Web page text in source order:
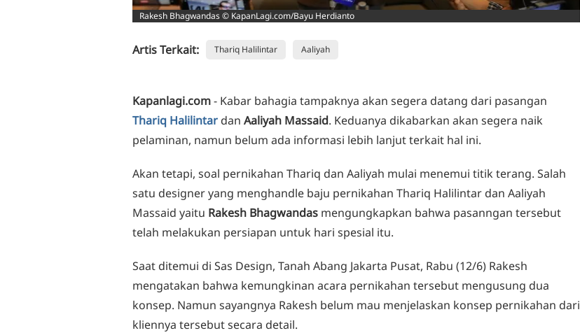
Rakesh Bhagwandas © KapanLagi.com/Bayu Herdianto
Artis Terkait: Thariq Halilintar Aaliyah
Kapanlagi.com- Kabar bahagia tampaknya akan segera datang dari pasangan
Thariq Halilintar dan Aaliyah Massaid. Keduanya dikabarkan akan segera naik
pelaminan, namun belum ada informasi lebih lanjut terkait hal ini.
Akan tetapi, soal pernikahan Thariq dan Aaliyah mulai menemui titik terang. Salah
satu designer yang menghandle baju pernikahan Thariq Halilintar dan Aaliyah
Massaid yaitu Rakesh Bhagwandas mengungkapkan bahwa pasanngan tersebut
telah melakukan persiapan untuk hari spesial itu.
Saat ditemui di Sas Design, Tanah Abang Jakarta Pusat, Rabu (12/6) Rakesh
mengatakan bahwa kemungkinan acara pernikahan tersebut mengusung dua
konsep. Namun sayangnya Rakesh belum mau menjelaskan konsep pernikahan dari
kliennya tersebut secara detail.